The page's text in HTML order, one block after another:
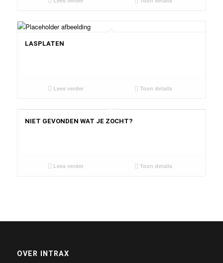
LASPLATEN
Lees verder Toon details
NIET GEVONDEN WAT JE ZOCHT?
Lees verder Toon details
OVER INTRAX